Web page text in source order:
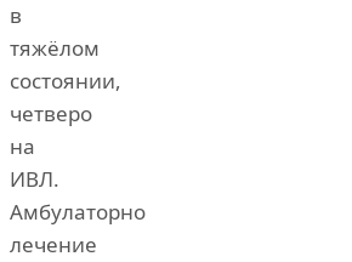
в
тяжёлом
состоянии,
четверо
на
ИВЛ.
Амбулаторно
лечение